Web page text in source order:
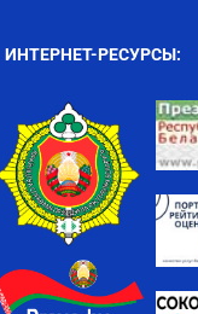
ИНТЕРНЕТ-РЕСУРСЫ: